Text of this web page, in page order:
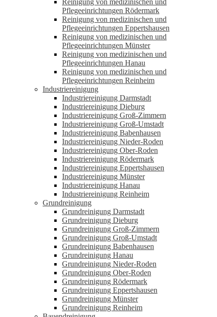
Reinigung von medizinischen und
Pflegeeinrichtungen Rödermark
Reinigung von medizinischen und
Pflegeeinrichtungen Eppertshausen
Reinigung von medizinischen und
Pflegeeinrichtungen Münster
Reinigung von medizinischen und
Pflegeeinrichtungen Hanau
Reinigung von medizinischen und
Pflegeeinrichtungen Reinheim
Industriereinigung
Industriereinigung Darmstadt
Industriereinigung Dieburg
Industriereinigung Groß-Zimmern
Industriereinigung Groß-Umstadt
Industriereinigung Babenhausen
Industriereinigung Nieder-Roden
Industriereinigung Ober-Roden
Industriereinigung Rödermark
Industriereinigung Eppertshausen
Industriereinigung Münster
Industriereinigung Hanau
Industriereinigung Reinheim
Grundreinigung
Grundreinigung Darmstadt
Grundreinigung Dieburg
Grundreinigung Groß-Zimmern
Grundreinigung Groß-Umstadt
Grundreinigung Babenhausen
Grundreinigung Hanau
Grundreinigung Nieder-Roden
Grundreinigung Ober-Roden
Grundreinigung Rödermark
Grundreinigung Eppertshausen
Grundreinigung Münster
Grundreinigung Reinheim